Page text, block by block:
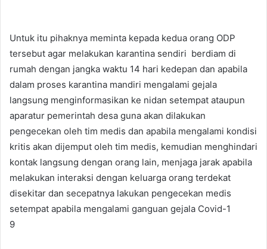
Untuk itu pihaknya meminta kepada kedua orang ODP
tersebut agar melakukan karantina sendiri berdiam di
rumah dengan jangka waktu 14 hari kedepan dan apabila
dalam proses karantina mandiri mengalami gejala
langsung menginformasikan ke nidan setempat ataupun
aparatur pemerintah desa guna akan dilakukan
pengecekan oleh tim medis dan apabila mengalami kondisi
kritis akan dijemput oleh tim medis, kemudian menghindari
kontak langsung dengan orang lain, menjaga jarak apabila
melakukan interaksi dengan keluarga orang terdekat
disekitar dan secepatnya lakukan pengecekan medis
setempat apabila mengalami ganguan gejala Covid-1
9